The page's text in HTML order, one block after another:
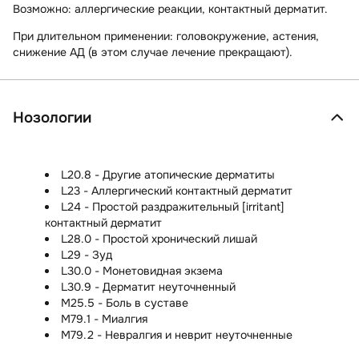
Возможно: аллергические реакции, контактный дерматит.
При длительном применении: головокружение, астения,
снижение АД (в этом случае лечение прекращают).
Нозологии
L20.8 - Другие атопические дерматиты
L23 - Аллергический контактный дерматит
L24 - Простой раздражительный [irritant]
контактный дерматит
L28.0 - Простой хронический лишай
L29 - Зуд
L30.0 - Монетовидная экзема
L30.9 - Дерматит неуточненный
M25.5 - Боль в суставе
M79.1 - Миалгия
M79.2 - Невралгия и неврит неуточненные